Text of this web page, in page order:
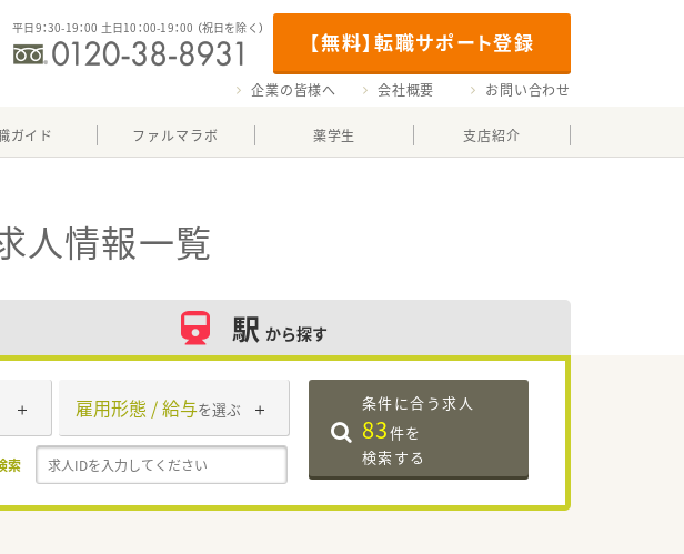
【無料】転職サポート登録
平日9：30-19：00 土日10：00-19：00 （祝日を除く）
企業の皆様へ 会社概要 お問い合わせ
ガイド ファルマラボ 薬学生 支店紹介
人情報一覧
駅 から探す
雇用形態 / 給与を選ぶ
索
条件に合う求人
83件を
検索する